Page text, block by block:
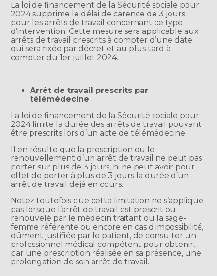
La loi de financement de la Sécurité sociale pour
2024 supprime le délai de carence de 3 jours
pour les arrêts de travail concernant ce type
d’intervention. Cette mesure sera applicable aux
arrêts de travail prescrits à compter d’une date
qui sera fixée par décret et au plus tard à
compter du 1er juillet 2024.
Arrêt de travail prescrits par
télémédecine
La loi de financement de la Sécurité sociale pour
2024 limite la durée des arrêts de travail pouvant
être prescrits lors d’un acte de télémédecine.
Il en résulte que la prescription ou le
renouvellement d’un arrêt de travail ne peut pas
porter sur plus de 3 jours, ni ne peut avoir pour
effet de porter à plus de 3 jours la durée d’un
arrêt de travail déjà en cours.
Notez toutefois que cette limitation ne s’applique
pas lorsque l’arrêt de travail est prescrit ou
renouvelé par le médecin traitant ou la sage-
femme référente ou encore en cas d’impossibilité,
dûment justifiée par le patient, de consulter un
professionnel médical compétent pour obtenir,
par une prescription réalisée en sa présence, une
prolongation de son arrêt de travail.